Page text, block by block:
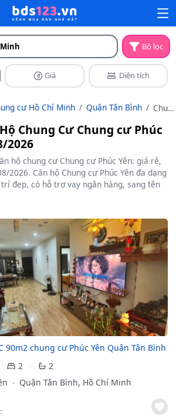
Bộ lọc
Giá Diện tích
cư Hồ Chí Minh Quận Tân Bình
Phúc
Chung Cư Chung cư Phúc
2026
hộ chung cư Chung cư Phúc Yên: giá rẻ,
2026. Căn hộ Chung cư Phúc Yên đa dạng
đẹp, có hỗ trợ vay ngân hàng, sang tên
90m2 chung cư Phúc Yên Quận Tân Bình
2
2
Quận Tân Bình, Hồ Chí Minh